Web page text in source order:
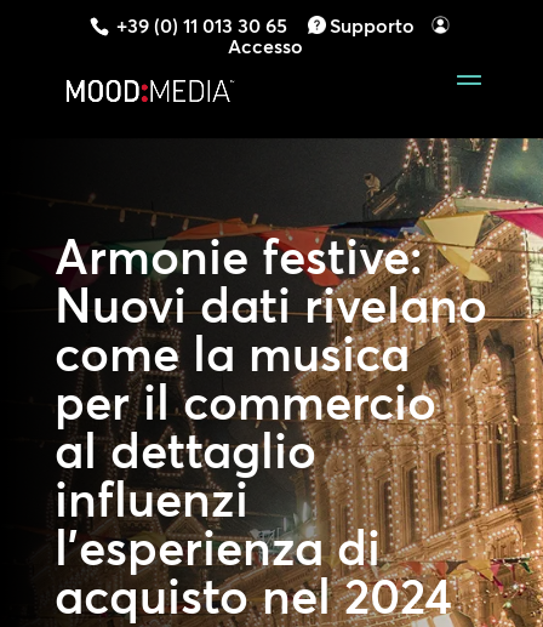
+39 (0) 11 013 30 65
Supporto
Accesso
Armonie festive:
Nuovi dati rivelano
come la musica
per il commercio
al dettaglio
influenzi
l’esperienza di
acquisto nel 2024